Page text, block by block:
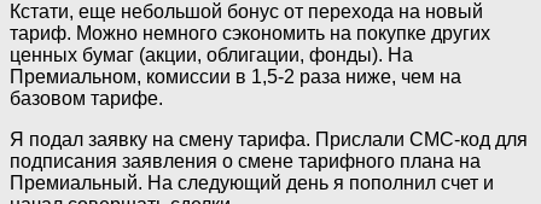
Кстати, еще небольшой бонус от перехода на новый
тариф. Можно немного сэкономить на покупке других
ценных бумаг (акции, облигации, фонды). На
Премиальном, комиссии в 1,5-2 раза ниже, чем на
базовом тарифе.
Я подал заявку на смену тарифа. Прислали СМС-код для
подписания заявления о смене тарифного плана на
Премиальный. На следующий день я пополнил счет и